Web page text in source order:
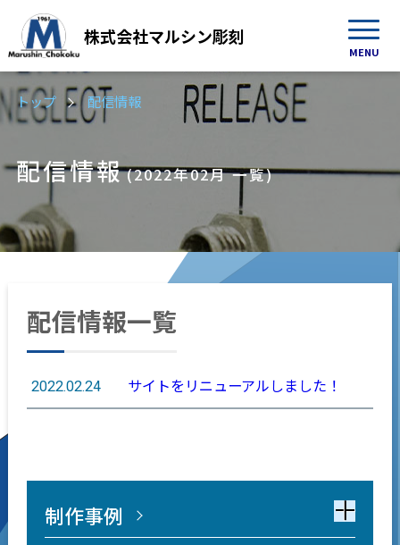
株式会社マルシン彫刻
MENU
トップ 配信情報
配信情報(2022年02月 一覧)
配信情報一覧
2022.02.24 サイトをリニューアルしました！
制作事例